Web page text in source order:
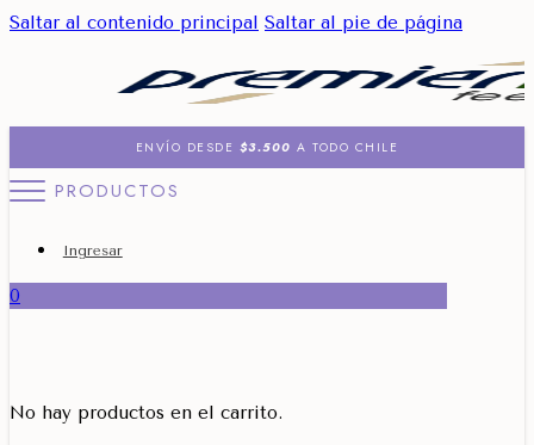
Saltar al contenido principal Saltar al pie de página
ENVÍO DESDE $3.500 A TODO CHILE
PRODUCTOS
Ingresar
0
No hay productos en el carrito.